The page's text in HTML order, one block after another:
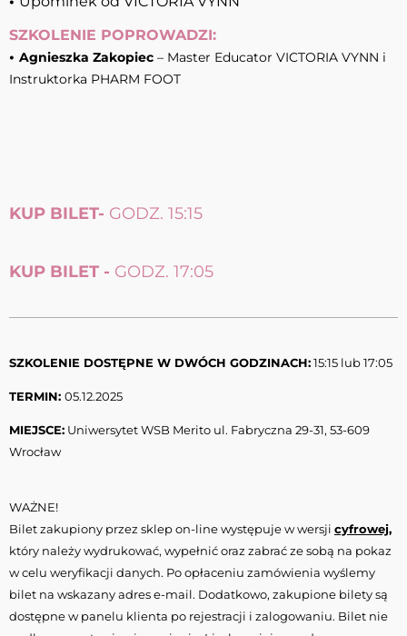
SZKOLENIE POPROWADZI:
• Agnieszka Zakopiec – Master Educator VICTORIA VYNN i
Instruktorka PHARM FOOT
KUP BILET- GODZ. 15:15
KUP BILET - GODZ. 17:05
SZKOLENIE DOSTĘPNE W DWÓCH GODZINACH:15:15 lub 17:05
TERMIN: 05.12.2025
MIEJSCE: Uniwersytet WSB Merito ul. Fabryczna 29-31, 53-609
Wrocław
WAŻNE!
Bilet zakupiony przez sklep on-line występuje w wersji cyfrowej,
który należy wydrukować, wypełnić oraz zabrać ze sobą na pokaz
w celu weryfikacji danych. Po opłaceniu zamówienia wyślemy
bilet na wskazany adres e-mail. Dodatkowo, zakupione bilety są
dostępne w panelu klienta po rejestracji i zalogowaniu. Bilet nie